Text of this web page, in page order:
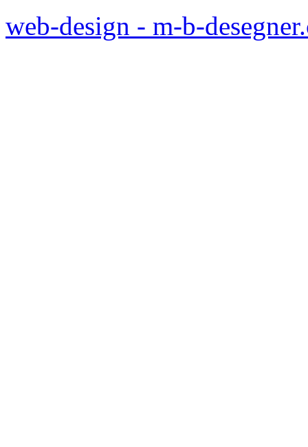
web-design - m-b-